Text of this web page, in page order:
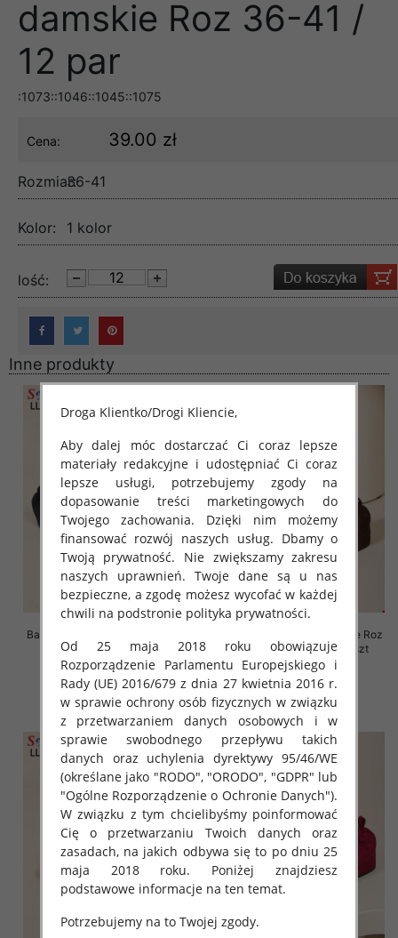
damskie Roz 36-41 /
12 par
:1073::1046::1045::1075
Cena: 39.00 zł
Rozmiar:36-41
Kolor: 1 kolor
lość:
Inne produkty
Balerinki/ Espadryle damskie Roz
36-41, 1 kolor Paczka 8 szt
39.00 zł
szczegóły
Balerinki/ Espadryle damskie Roz
36-41, 1 kolor Paczka 8 szt
39.00 zł
szczegóły
Droga Klientko/Drogi Kliencie,
Aby dalej móc dostarczać Ci coraz lepsze
materiały redakcyjne i udostępniać Ci coraz
lepsze usługi, potrzebujemy zgody na
dopasowanie treści marketingowych do
Twojego zachowania. Dzięki nim możemy
finansować rozwój naszych usług. Dbamy o
Twoją prywatność. Nie zwiększamy zakresu
naszych uprawnień. Twoje dane są u nas
bezpieczne, a zgodę możesz wycofać w każdej
chwili na podstronie polityka prywatności.
Od 25 maja 2018 roku obowiązuje
Rozporządzenie Parlamentu Europejskiego i
Rady (UE) 2016/679 z dnia 27 kwietnia 2016 r.
w sprawie ochrony osób fizycznych w związku
z przetwarzaniem danych osobowych i w
sprawie swobodnego przepływu takich
danych oraz uchylenia dyrektywy 95/46/WE
(określane jako "RODO", "ORODO", "GDPR" lub
"Ogólne Rozporządzenie o Ochronie Danych").
W związku z tym chcielibyśmy poinformować
Cię o przetwarzaniu Twoich danych oraz
zasadach, na jakich odbywa się to po dniu 25
maja 2018 roku. Poniżej znajdziesz
podstawowe informacje na ten temat.
Potrzebujemy na to Twojej zgody.